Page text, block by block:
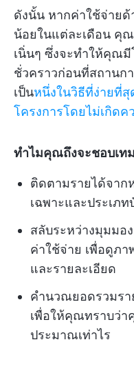
ดังนั้น หากค่าใช้จ่าย
น้อยในแต่ละเดือน คุ
เนิ่นๆ ซึ่งจะทำให้คุณ
ชั่วคราวก่อนที่สถานก
เป็นหนึ่งในวิธีที่ง่ายที่
โครงการโดยไม่เกิดค
ทำไมคุณถึงจะชอบเท
ติดตามรายได้จาก
เฉพาะและประเภ
สลับระหว่างมุมมอ
ค่าใช้จ่าย เพื่อดูภา
และรายละเอียด
คำนวณยอดรวมรา
เพื่อให้คุณทราบว่า
ประมาณเท่าไร